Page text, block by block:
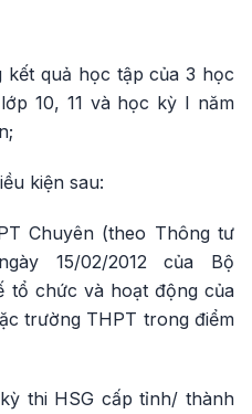
quả học tập của 3 học
10, 11 và học kỳ I năm
kiện sau:
Chuyên (theo Thông tư
15/02/2012 của Bộ
tổ chức và hoạt động của
trường THPT trong điểm
thi HSG cấp tỉnh/ thành